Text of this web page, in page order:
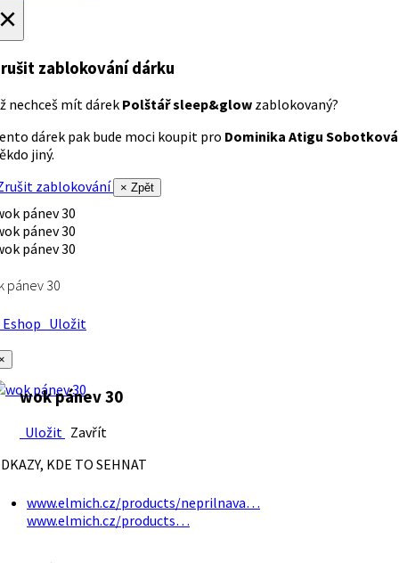
zablokování dárku
nechceš mít dárek Polštář sleep&glow zablokovaný?
dárek pak bude moci koupit pro Dominika Atigu Sobotková
jiný.
zablokování
× Zpět
pánev 30
Uložit
wok pánev 30
Uložit Zavřít
KDE TO SEHNAT
www.elmich.cz/products/neprilnava…
www.elmich.cz/products…